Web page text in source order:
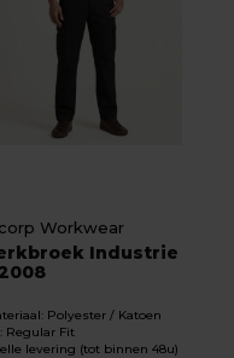
Workwear
Industrie
Polyester / Katoen
Regular Fit
levering (tot binnen 48u)